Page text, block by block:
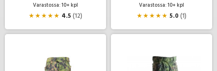
Varastossa: 10+ kpl
★★★★★ 4.5(12)
Varastossa: 10+ kpl
★★★★★ 5.0(1)